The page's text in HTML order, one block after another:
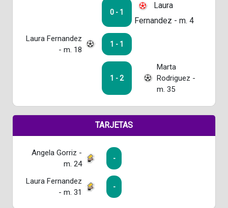
0 - 1
Laura
Fernandez - m. 4
Laura Fernandez
- m. 18
1 - 1
1 - 2
Marta
Rodriguez -
m. 35
TARJETAS
Angela Gorriz -
m. 24
-
Laura Fernandez
- m. 31
-